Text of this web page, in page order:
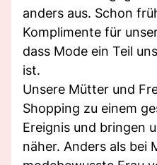
anders aus. Schon
Komplimente für
dass Mode ein Teil
ist.
Unsere Mütter und
Shopping zu einem
Ereignis und bringen
näher. Anders als bei